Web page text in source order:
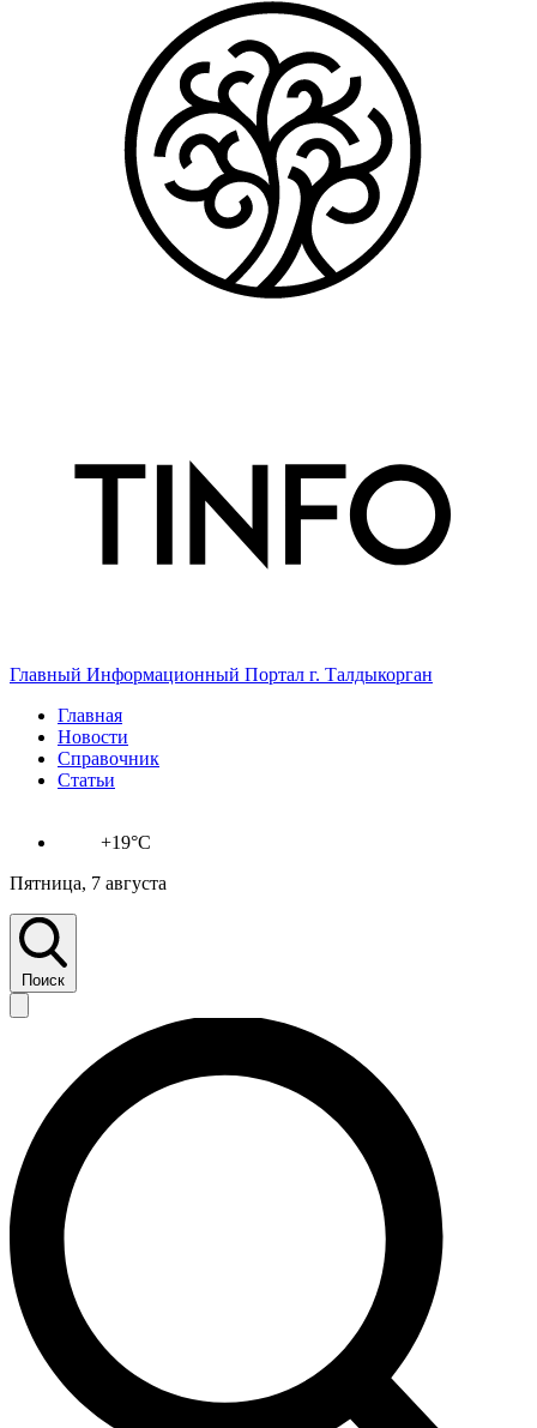
Главный Информационный Портал г. Талдыкорган
Главная
Новости
Справочник
Статьи
+19°C
Пятница, 7 августа
Поиск